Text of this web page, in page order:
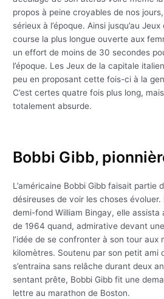
propos à peine croyables de nos
sérieux à l’époque. Ainsi jusqu’au
course la plus longue ouverte aux
un effort de moins de 30 secondes
l’époque. Les Jeux de la capitale
peu en proposant cette fois-ci à la
C’est certes quatre fois plus long,
totalement absurde.
Bobbi Gibb,
L’américaine Bobbi Gibb faisait partie
désireuses de voir les choses
demi-fond William Bingay, elle assista
de 1964 quand, admirative devant
l’idée de se confronter à son tour aux
kilomètres. Soutenu par son petit ami
s’entraina sans relâche durant deux
sentant prête, Bobbi Gibb fit une
lettre au marathon de Boston.